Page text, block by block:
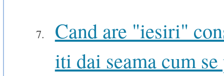
Cand are "iesiri"
iti dai seama cum